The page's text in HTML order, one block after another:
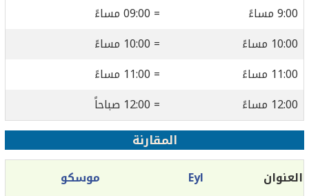
9:00 مساءً
= 09:00 مساءً
10:00 مساءً
= 10:00 مساءً
11:00 مساءً
= 11:00 مساءً
12:00 مساءً
= 12:00 صباحاً
المقارنة
العنوان Eyl
موسكو